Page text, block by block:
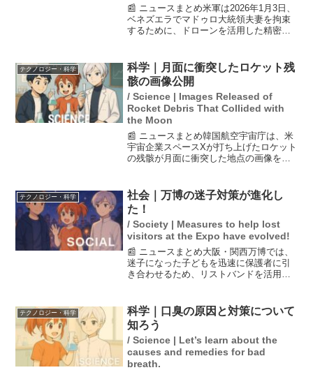
📰 ニュースまとめ米軍は2026年1月3日、
ベネズエラでマドゥロ大統領夫妻を拘束
するために、ドローンを活用した精密監
ロ氏の日常を追跡し、最適な突入タイミ
ングを見極め...
テクノロジー・科学
科学｜月面に衝突したロケット残
骸の画像公開
/ Science | Images Released of
Rocket Debris That Collided with
the Moon
📰 ニュースまとめ韓国航空宇宙庁は、米
宇宙企業スペースXが打ち上げたロケット
の残骸が月面に衝突した地点の画像を公
による放射状の形状や黒い影が確認され
ました。NAS...
テクノロジー・科学
社会｜万博の迷子対策が進化し
た！
/ Society | Measures to help lost
visitors at the Expo have evolved!
📰 ニュースまとめ大阪・関西万博では、
迷子になった子どもを迅速に保護者に引
き合わせるため、リストバンドを活用し
の連絡先が記載されており、スタッフは
タブレット端末を使って...
テクノロジー・科学
科学｜口臭の原因と対策について
知ろう
/ Science | Let’s learn about the
causes and remedies for bad
breath.